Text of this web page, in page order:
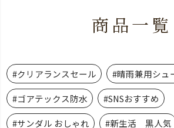
商品一覧
#クリアランスセール #晴雨兼用シュ
#ゴアテックス防水 #SNSおすすめ
#サンダル おしゃれ #新生活 黒人気